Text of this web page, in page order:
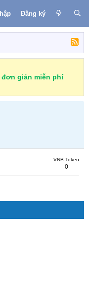
Đăng ký
giản miễn phí
VNB Token
0